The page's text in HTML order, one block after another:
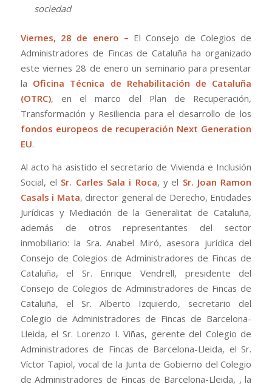
sociedad
Viernes, 28 de enero – El Consejo de Colegios de
Administradores de Fincas de Cataluña ha organizado
este viernes 28 de enero un seminario para presentar
la Oficina Técnica de Rehabilitación de Cataluña
(OTRC), en el marco del Plan de Recuperación,
Transformación y Resiliencia para el desarrollo de los
fondos europeos de recuperación Next Generation
EU.
Al acto ha asistido el secretario de Vivienda e Inclusión
Social, el Sr. Carles Sala i Roca, y el Sr. Joan Ramon
Casals i Mata, director general de Derecho, Entidades
Jurídicas y Mediación de la Generalitat de Cataluña,
además de otros representantes del sector
inmobiliario: la Sra. Anabel Miró, asesora jurídica del
Consejo de Colegios de Administradores de Fincas de
Cataluña, el Sr. Enrique Vendrell, presidente del
Consejo de Colegios de Administradores de Fincas de
Cataluña, el Sr. Alberto Izquierdo, secretario del
Colegio de Administradores de Fincas de Barcelona-
Lleida, el Sr. Lorenzo I. Viñas, gerente del Colegio de
Administradores de Fincas de Barcelona-Lleida, el Sr.
Víctor Tapiol, vocal de la Junta de Gobierno del Colegio
de Administradores de Fincas de Barcelona-Lleida, , la